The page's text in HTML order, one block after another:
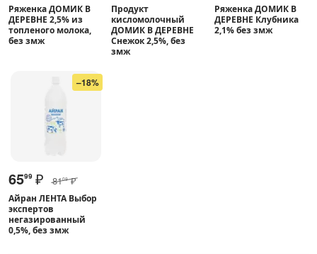
Ряженка ДОМИК В
ДЕРЕВНЕ 2,5% из
топленого молока,
без змж
Продукт
кисломолочный
ДОМИК В ДЕРЕВНЕ
Снежок 2,5%, без
змж
Ряженка ДОМИК В
ДЕРЕВНЕ Клубника
2,1% без змж
–18%
6599 ₽ 8109 ₽
Айран ЛЕНТА Выбор
экспертов
негазированный
0,5%, без змж